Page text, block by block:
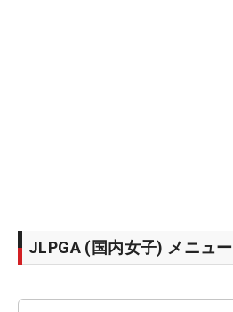
JLPGA (国内女子) メニュー